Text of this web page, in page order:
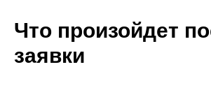
Что произойдет
заявки